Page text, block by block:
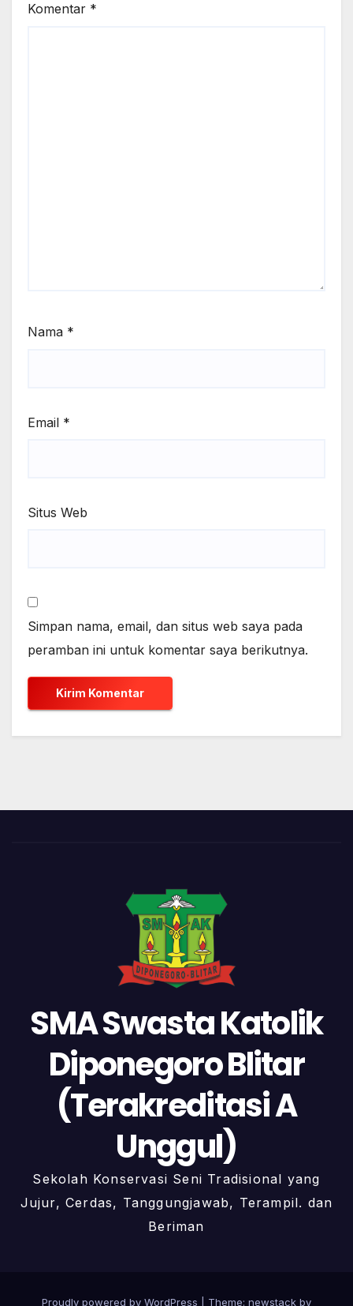
Komentar *
Nama *
Email *
Situs Web
Simpan nama, email, dan situs web saya pada
peramban ini untuk komentar saya berikutnya.
SMA Swasta Katolik
Diponegoro Blitar
(Terakreditasi A
Unggul)
Sekolah Konservasi Seni Tradisional yang
Jujur, Cerdas, Tanggungjawab, Terampil. dan
Beriman
Proudly powered by WordPress Theme: newstack by